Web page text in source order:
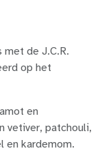
met de J.C.R.
op het
en
vetiver, patchouli,
en kardemom.